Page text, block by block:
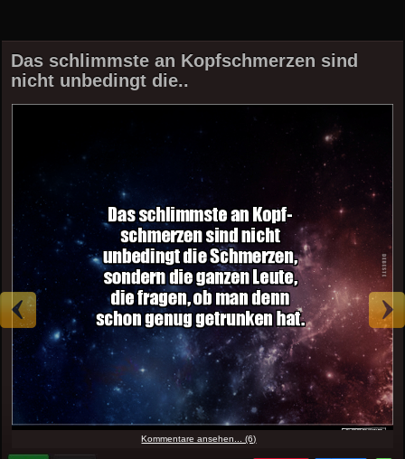
Das schlimmste an Kopfschmerzen sind
nicht unbedingt die..
Kommentare ansehen... (6)